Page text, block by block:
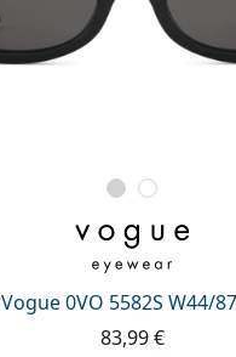
Vogue 0VO 5582S W44/
83,99 €